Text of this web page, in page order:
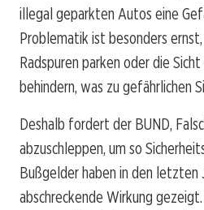
illegal geparkten Autos eine
Problematik ist besonders
Radspuren parken oder die
behindern, was zu gefährlichen
Deshalb fordert der BUND,
abzuschleppen, um so
Bußgelder haben in den letzten
abschreckende Wirkung